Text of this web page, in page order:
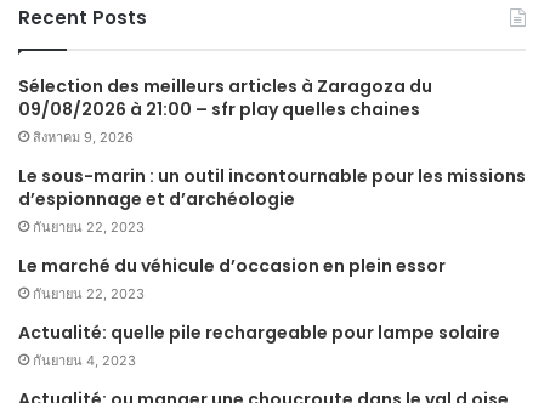
Recent Posts
Sélection des meilleurs articles à Zaragoza du
09/08/2026 à 21:00 – sfr play quelles chaines
สิงหาคม 9, 2026
Le sous-marin : un outil incontournable pour les missions
d’espionnage et d’archéologie
กันยายน 22, 2023
Le marché du véhicule d’occasion en plein essor
กันยายน 22, 2023
Actualité: quelle pile rechargeable pour lampe solaire
กันยายน 4, 2023